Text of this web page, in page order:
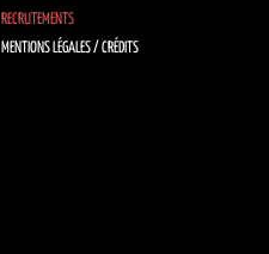
RECRUTEMENTS
MENTIONS LÉGALES / CRÉDITS